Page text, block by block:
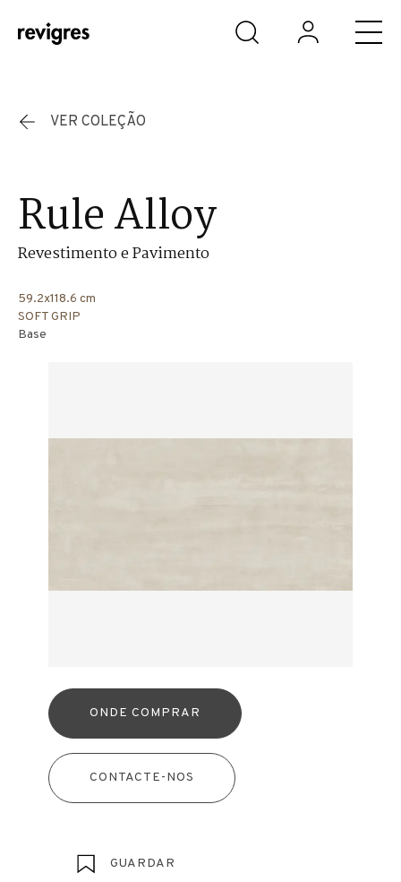
Saltar para o conteúdo principal
VER COLEÇÃO
Rule Alloy
Revestimento e Pavimento
59.2x118.6 cm
SOFT GRIP
Base
ONDE COMPRAR
CONTACTE-NOS
GUARDAR